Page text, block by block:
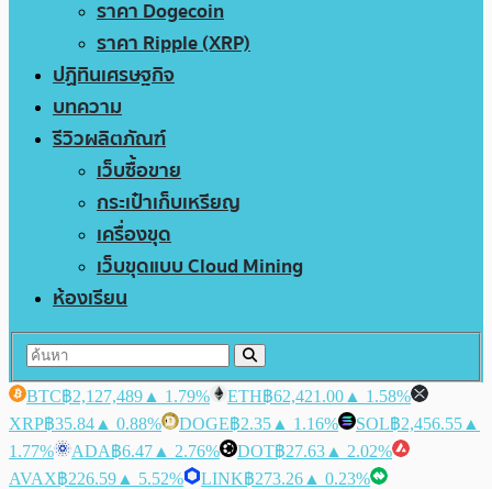
ราคา Dogecoin
ราคา Ripple (XRP)
ปฏิทินเศรษฐกิจ
บทความ
รีวิวผลิตภัณฑ์
เว็บซื้อขาย
กระเป๋าเก็บเหรียญ
เครื่องขุด
เว็บขุดแบบ Cloud Mining
ห้องเรียน
BTC฿2,127,489 ▲ 1.79% ETH฿62,421.00 ▲ 1.58%
XRP฿35.84 ▲ 0.88% DOGE฿2.35 ▲ 1.16% SOL฿2,456.55 ▲
1.77%
ADA฿6.47 ▲ 2.76% DOT฿27.63 ▲ 2.02%
AVAX฿226.59 ▲ 5.52% LINK฿273.26 ▲ 0.23%